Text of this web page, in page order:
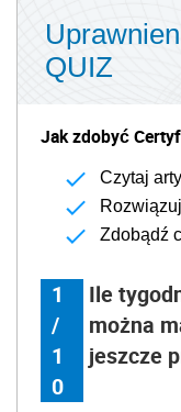
QUIZ
Jak zdobyć
Czytaj
Zdobądź
1
/
1
0
Ile
można
jeszcze